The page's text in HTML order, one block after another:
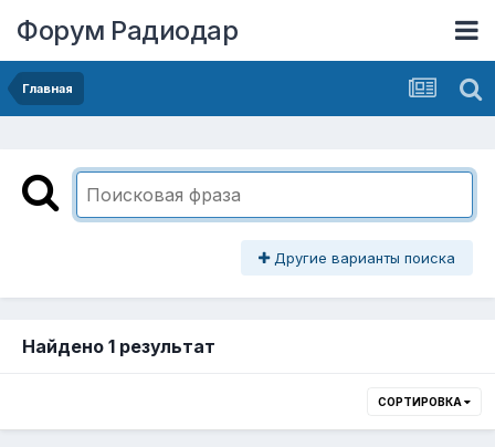
Форум Радиодар
Главная
Другие варианты поиска
Найдено 1 результат
СОРТИРОВКА